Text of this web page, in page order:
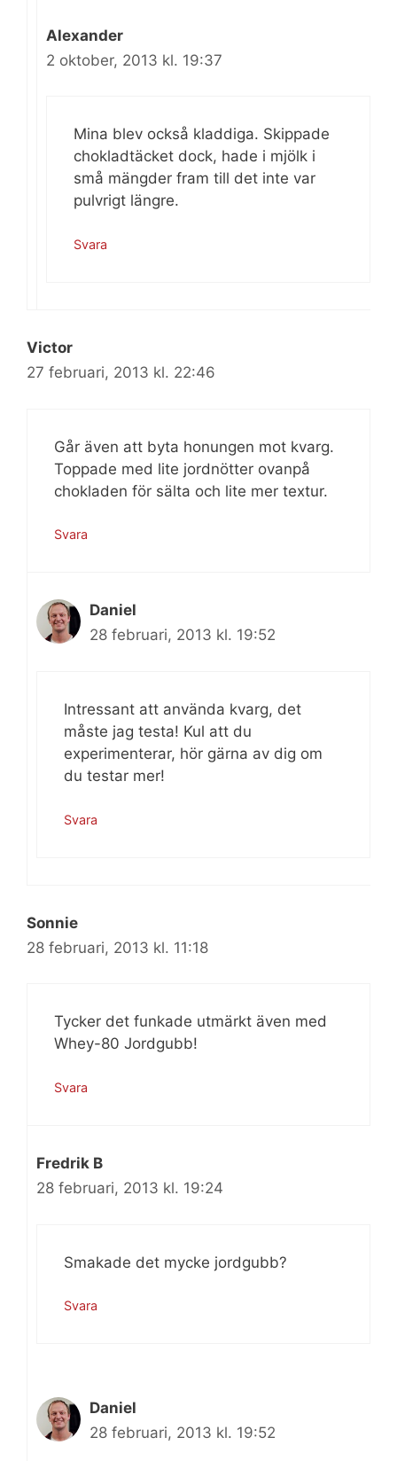
Alexander
2 oktober, 2013 kl. 19:37
Mina blev också kladdiga. Skippade
chokladtäcket dock, hade i mjölk i
små mängder fram till det inte var
pulvrigt längre.
Svara
Victor
27 februari, 2013 kl. 22:46
Går även att byta honungen mot kvarg.
Toppade med lite jordnötter ovanpå
chokladen för sälta och lite mer textur.
Svara
Daniel
28 februari, 2013 kl. 19:52
Intressant att använda kvarg, det
måste jag testa! Kul att du
experimenterar, hör gärna av dig om
du testar mer!
Svara
Sonnie
28 februari, 2013 kl. 11:18
Tycker det funkade utmärkt även med
Whey-80 Jordgubb!
Svara
Fredrik B
28 februari, 2013 kl. 19:24
Smakade det mycke jordgubb?
Svara
Daniel
28 februari, 2013 kl. 19:52